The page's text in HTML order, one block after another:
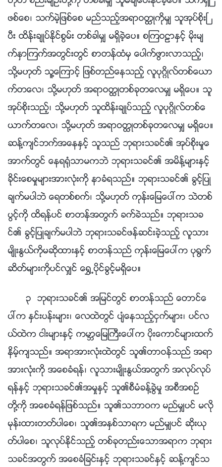
ဖစ္ေစ၊ သက္မဲ့ျဖစ္ေစ မည္သည့္အရာဝတၳဳကိုမွ် သူအုပ္စိုးၿ
ပီး ထိန္းခ်ဳပ္ႏိုင္စြမ္း တစ္ခါမွ် မရွိခဲ့ေပ။ စၾကဝဠာႏွင့္ မိုးမ်
က္ႏွာၾကက္အတြင္းတြင္ စာတန္ထံမွ ေပါက္ဖြားလာသည့္၊
သို႔မဟုတ္ သူ႔ေၾကာင့္ ျဖစ္တည္ေနသည့္ လူပုဂၢိဳလ္တစ္ေယာ
က္တေလ၊ သို႔မဟုတ္ အရာဝတၳဳတစ္ခုတေလမွ် မရွိေပ။ သူ
အုပ္စိုးသည့္၊ သို႔မဟုတ္ သူထိန္းခ်ဳပ္သည့္ လူပုဂၢိဳလ္တစ္ေ
ယာက္တေလ၊ သို႔မဟုတ္ အရာဝတၳဳတစ္ခုတေလမွ် မရွိေပ။
ဆန္႔က်င္ဘက္အေနႏွင့္ သူသည္ ဘုရားသခင္၏ အုပ္စိုးမႈေ
အာက္တြင္ ေနရ႐ုံသာမကဘဲ ဘုရားသခင္၏ အမိန္႔မ်ားႏွင့္
ခိုင္းေစမႈမ်ားအားလုံးကို နာခံရသည္။ ဘုရားသခင္၏ ခြင့္ျပဳ
ခ်က္မပါဘဲ ေရတစ္စက္၊ သို႔မဟုတ္ ကုန္းေျမေပၚက သဲတစ္
ပြင့္ကို ထိရန္ပင္ စာတန္အတြက္ ခက္ခဲသည္။ ဘုရားသခ
င္၏ ခြင့္ျပဳခ်က္မပါဘဲ ဘုရားသခင္ဖန္ဆင္းခဲ့သည့္ လူသား
မ်ိဳးႏြယ္ကိုမဆိုထားႏွင့္ စာတန္သည္ ကုန္းေျမေပၚက ပု႐ြက္
ဆိတ္မ်ားကိုပင္လွ်င္ ေ႐ႊ႕ပိုင္ခြင့္မရွိေပ။
၃ ဘုရားသခင္၏ အျမင္တြင္ စာတန္သည္ ေတာင္ေ
ပၚက ႏွင္းပန္းမ်ား၊ ေလထဲတြင္ ပ်ံေနသည့္ငွက္မ်ား၊ ပင္လ
ယ္ထဲက ငါးမ်ားႏွင့္ ကမာၻေျမႀကီးေပၚက ပိုးေကာင္မ်ားထက္
နိမ့္က်သည္။ အရာအားလုံးထဲတြင္ သူ၏တာဝန္သည္ အရာ
အားလုံးကို အေစခံရန္၊ လူသားမ်ိဳးႏြယ္အတြက္ အလုပ္လုပ္
ရန္ႏွင့္ ဘုရားသခင္၏အမႈႏွင့္ သူ၏စီမံခန္႔ခြဲမႈ အစီအစဥ္
တို႔ကို အေစခံရန္ျဖစ္သည္။ သူ၏သဘာဝက မည္မွ်ပင္ မလို
မုန္းထားတတ္ပါေစ၊ သူ၏အႏွစ္သာရက မည္မွ်ပင္ ဆိုးယု
တ္ပါေစ၊ သူလုပ္ႏိုင္သည့္ တစ္ခုတည္းေသာအရာက ဘုရား
သခင္အတြက္ အေစခံျခင္းႏွင့္ ဘုရားသခင္ႏွင့္ ဆန္႔က်င္သ